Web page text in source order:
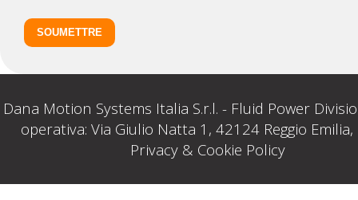
Dana Motion Systems Italia S.r.l. - Fluid Power
operativa: Via Giulio Natta 1, 42124 Reggio
Privacy & Cookie Policy